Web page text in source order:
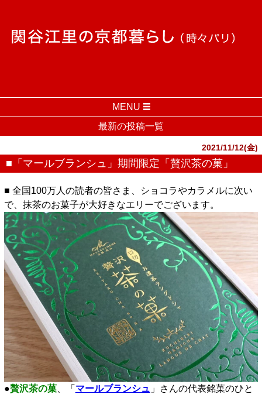
MENU
最新の投稿一覧
2021/11/12(金)
■「マールブランシュ」期間限定「贅沢茶の菓」
■ 全国100万人の読者の皆さま、ショコラやカラメルに次い
で、抹茶のお菓子が大好きなエリーでございます。
●贅沢茶の菓、「 マールブランシュ 」さんの代表銘菓のひと